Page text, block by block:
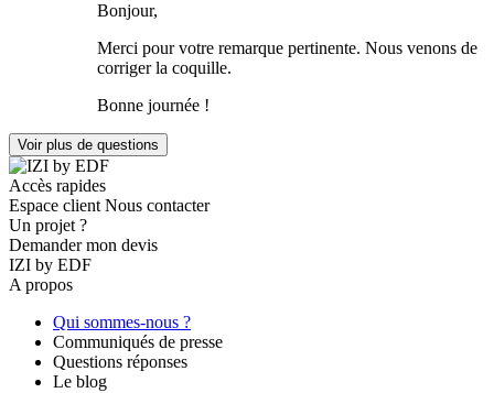
Bonjour,
Merci pour votre remarque pertinente. Nous venons de
corriger la coquille.
Bonne journée !
Voir plus de questions
Accès rapides
Espace client Nous contacter
Un projet ?
Demander mon devis
IZI by EDF
A propos
Qui sommes-nous ?
Communiqués de presse
Questions réponses
Le blog